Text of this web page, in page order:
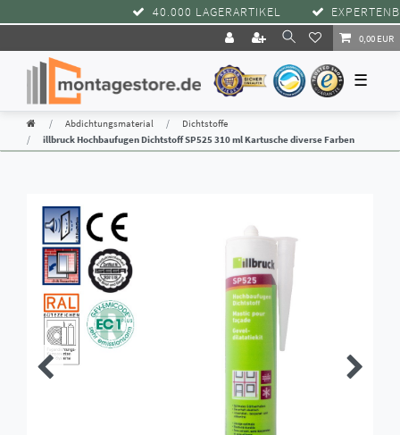
40.000 LAGERARTIKEL
0,00 EUR
☰
Abdichtungsmaterial
Dichtstoffe
illbruck Hochbaufugen Dichtstoff SP525 310 ml Kartusche diverse Farben